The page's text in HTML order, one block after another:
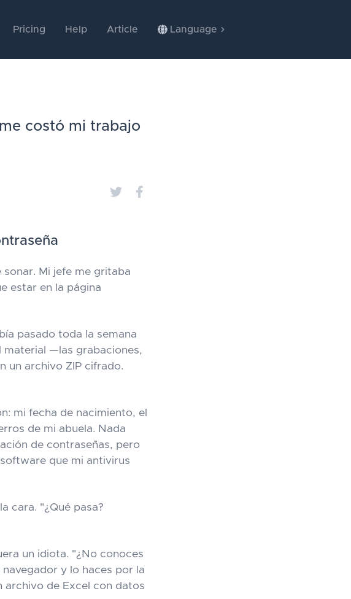
Pricing Help Article Language
costó mi trabajo
Mi jefe me gritaba
estar en la página
pasado toda la semana
material —las grabaciones,
un archivo ZIP cifrado.
mi fecha de nacimiento, el
de mi abuela. Nada
de contraseñas, pero
que mi antivirus
cara. "¿Qué pasa?
un idiota. "¿No conoces
y lo haces por la
archivo de Excel con datos